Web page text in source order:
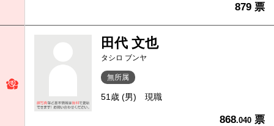
879 票
田代 文也
タシロ ブンヤ
無所属
51歳 (男) 現職
868.040 票